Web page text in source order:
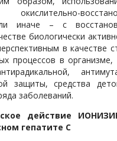
иначе – с
биологически
в качестве
процессов в организме,
защиты, средства
заболеваний.
действие
гепатите С